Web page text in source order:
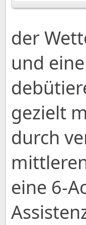
der
und
gezielt
durch
eine 6-